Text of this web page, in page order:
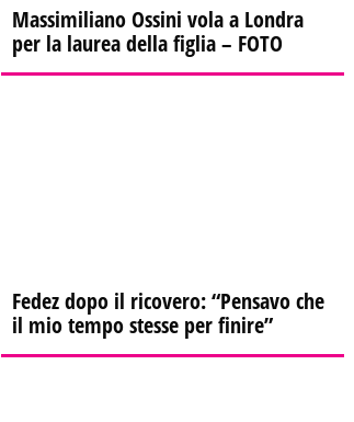
Massimiliano Ossini vola a Londra
per la laurea della figlia – FOTO
Fedez dopo il ricovero: “Pensavo che
il mio tempo stesse per finire”